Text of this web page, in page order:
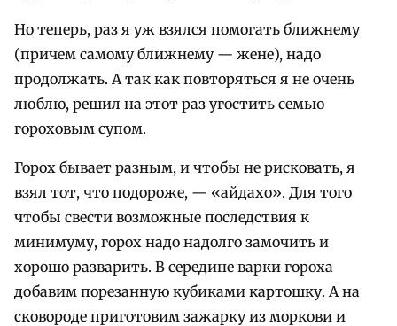
Но теперь, раз я уж взялся помогать ближнему
(причем самому ближнему — жене), надо
продолжать. А так как повторяться я не очень
люблю, решил на этот раз угостить семью
гороховым супом.
Горох бывает разным, и чтобы не рисковать, я
взял тот, что подороже, — «айдахо». Для того
чтобы свести возможные последствия к
минимуму, горох надо надолго замочить и
хорошо разварить. В середине варки гороха
добавим порезанную кубиками картошку. А на
сковороде приготовим зажарку из моркови и